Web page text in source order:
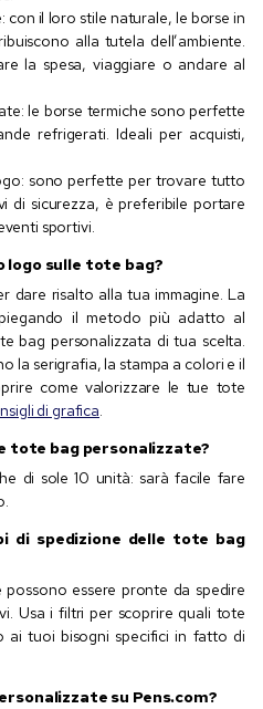
con il loro stile naturale, le borse in
alla tutela dell’ambiente.
la spesa, viaggiare o andare al
le borse termiche sono perfette
refrigerati. Ideali per acquisti,
sono perfette per trovare tutto
di sicurezza, è preferibile portare
sportivi.
logo sulle tote bag?
dare risalto alla tua immagine. La
il metodo più adatto al
bag personalizzata di tua scelta.
la serigrafia, la stampa a colori e il
come valorizzare le tue tote
di grafica.
tote bag personalizzate?
di sole 10 unità: sarà facile fare
di spedizione delle tote bag
essere pronte da spedire
Usa i filtri per scoprire quali tote
ai tuoi bisogni specifici in fatto di
su Pens.com?